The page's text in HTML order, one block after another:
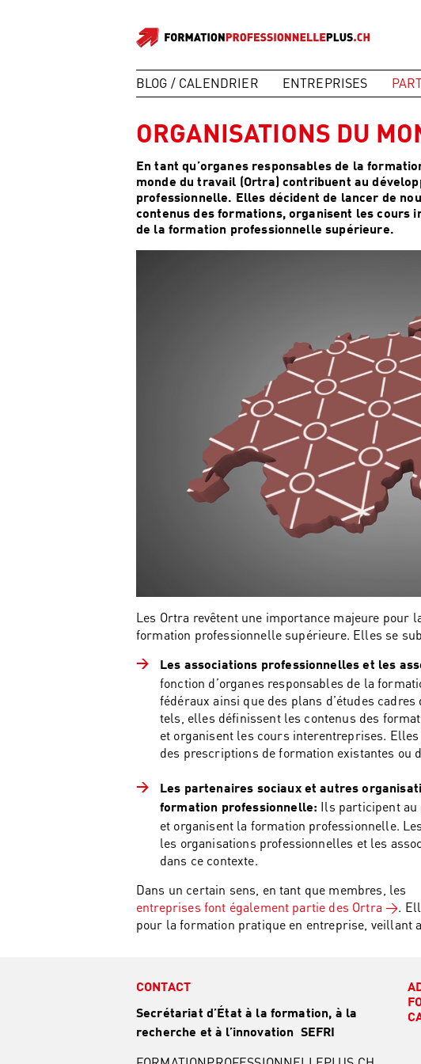
BLOG / CALENDRIER ENTREPRISES
ORGANISATIONS DU
En tant qu’organes responsables de la
monde du travail (Ortra) contribuent au
professionnelle. Elles décident de lancer de
contenus des formations, organisent les
de la formation professionnelle supérieure.
Les Ortra revêtent une importance majeure pour
formation professionnelle supérieure. Elles se
Les associations professionnelles et les
fonction d’organes responsables de la
fédéraux ainsi que des plans d’études cadres
tels, elles définissent les contenus des
et organisent les cours interentreprises.
des prescriptions de formation existantes ou
Les partenaires sociaux et autres
formation professionnelle: Ils participent au
et organisent la formation professionnelle.
les organisations professionnelles et les
dans ce contexte.
Dans un certain sens, en tant que membres, les
entreprises font également partie des Ortra
.
pour la formation pratique en entreprise, veillant
CONTACT
Secrétariat d’État à la formation, à la
recherche et à l’innovation SEFRI